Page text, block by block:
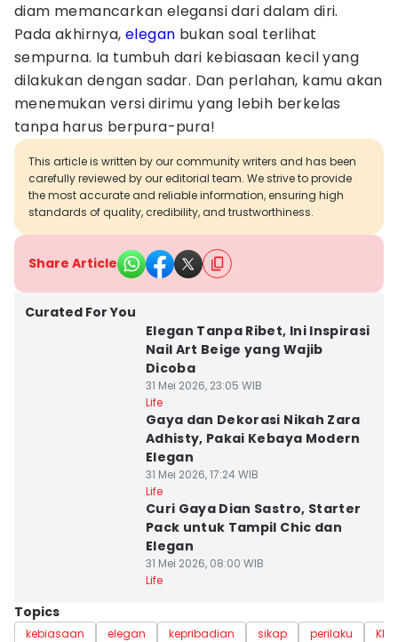
diam memancarkan elegansi dari dalam diri.
Pada akhirnya,elegan bukan soal terlihat
sempurna. Ia tumbuh dari kebiasaan kecil yang
dilakukan dengan sadar. Dan perlahan, kamu akan
menemukan versi dirimu yang lebih berkelas
tanpa harus berpura-pura!
This article is written by our community writers and has been
carefully reviewed by our editorial team. We strive to provide
the most accurate and reliable information, ensuring high
standards of quality, credibility, and trustworthiness.
Share Article
Curated For You
Elegan Tanpa Ribet, Ini Inspirasi
Nail Art Beige yang Wajib
Dicoba
31 Mei 2026, 23:05 WIB
Life
Gaya dan Dekorasi Nikah Zara
Adhisty, Pakai Kebaya Modern
Elegan
31 Mei 2026, 17:24 WIB
Life
Curi Gaya Dian Sastro, Starter
Pack untuk Tampil Chic dan
Elegan
31 Mei 2026, 08:00 WIB
Life
Topics
kebiasaan elegan kepribadian sikap perilaku